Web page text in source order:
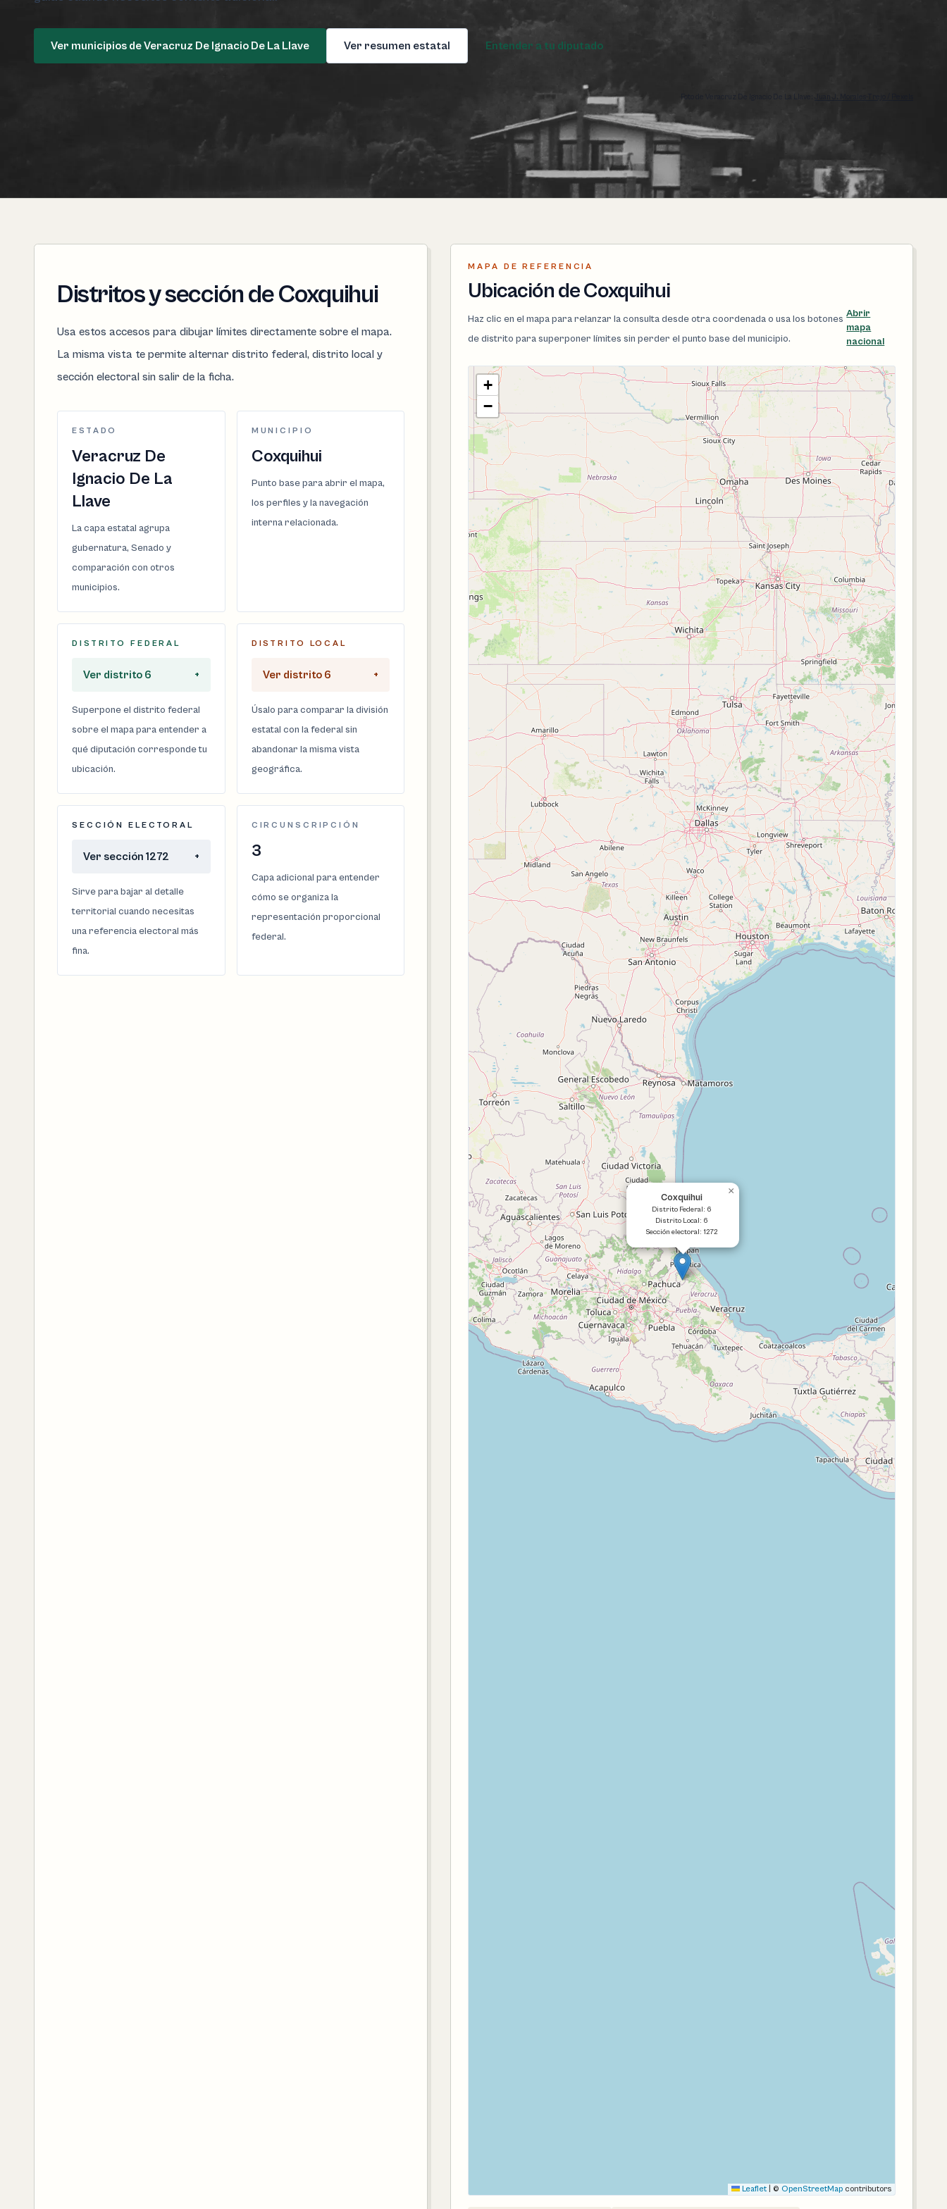
Ver municipios de Veracruz De Ignacio De La Llave Ver resumen estatal Entender a tu diputado
Foto de Veracruz De Ignacio De La Llave:
Distritos y sección de Coxquihui
Usa estos accesos para dibujar límites directamente sobre el mapa.
La misma vista te permite alternar distrito federal, distrito local y
sección electoral sin salir de la ficha.
ESTADO
Veracruz De
Ignacio De La
Llave
La capa estatal agrupa
gubernatura, Senado y
comparación con otros
municipios.
MUNICIPIO
Coxquihui
Punto base para abrir el mapa,
los perfiles y la navegación
interna relacionada.
DISTRITO FEDERAL
Ver distrito 6 +
Superpone el distrito federal
sobre el mapa para entender a
qué diputación corresponde tu
ubicación.
DISTRITO LOCAL
Ver distrito 6 +
Úsalo para comparar la división
estatal con la federal sin
abandonar la misma vista
geográfica.
SECCIÓN ELECTORAL
Ver sección 1272 +
Sirve para bajar al detalle
territorial cuando necesitas
una referencia electoral más
fina.
CIRCUNSCRIPCIÓN
3
Capa adicional para entender
cómo se organiza la
representación proporcional
federal.
MAPA DE REFERENCIA
Ubicación de Coxquihui
Haz clic en el mapa para relanzar la consulta desde otra coordenada o usa los botones
de distrito para superponer límites sin perder el punto base del municipio.
Abrir
mapa
nacional
Coxquihui
Distrito Federal: 6
Distrito Local: 6
Sección electoral: 1272
×
+
−
Leaflet © OpenStreetMapcontributors